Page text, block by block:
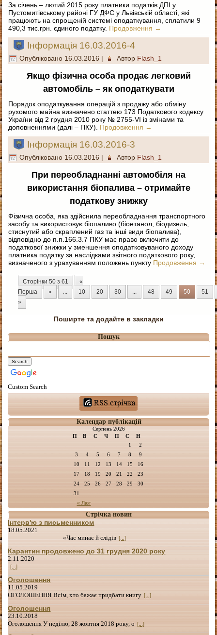
За січень – лютий 2015 року платники податків ДПІ у
Пустомитівському районі ГУ ДФС у Львівській області, які
працюють на спрощеній системі оподаткування, сплатили 9
490,3 тис.грн. єдиного податку. Продовження →
Інформація 16.03.2016-4
Опубліковано 16.03.2016 | Автор Flash_1
Якщо фізична особа продає легковий
автомобіль – як оподаткувати
Порядок оподаткування операцій з продажу або обміну
рухомого майна визначено статтею 173 Податкового кодексу
України від 2 грудня 2010 року № 2755-VI із змінами та
доповненнями (далі – ПКУ).
Продовження →
Інформація 16.03.2016-3
Опубліковано 16.03.2016 | Автор Flash_1
При переобладнанні автомобіля на
використання біопалива – отримайте
податкову знижку
Фізична особа, яка здійснила переобладнання транспортного
засобу та використовує біопаливо (біоетанол, біодизель,
стиснутий або скраплений газ та інші види біопалива),
відповідно до п.п.166.3.7 ПКУ має право включити до
податкової знижки у зменшення оподатковуваного доходу
платника податку за наслідками звітного податкового року,
визначеного з урахуванням положень пункту Продовження →
Сторінки 50 з 61
«
Перша
« ... 10 20 30 ... 48 49 50
51
»
Поширте та додайте в закладки
Пошук
Custom Search
Календар публікацій
Серпень 2026
П
В С Ч П С Н
« Лют
1
2
3
4 5 6 7 8
9
10
11 12 13 14 15
16
17
18 19 20 21 22
23
24
25 26 27 28 29
30
31
Стрічка новин
Інтерв'ю з письменником
18.05.2021
«Час минає й слідів [...]
Карантин продовжено до 31 грудня 2020 року
2.11.2020
[...]
Оголошення
11.05.2019
ОГОЛОШЕННЯ Всім, хто бажає придбати книгу [...]
Оголошення
23.10.2018
Оголошення У неділю, 28 жовтня 2018 року, о [...]